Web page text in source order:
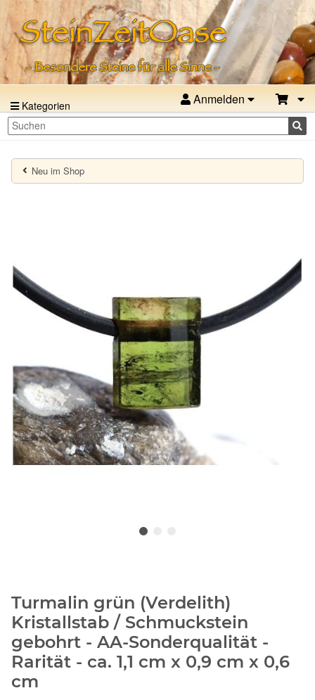
Kategorien Anmelden
Neu im Shop
Turmalin grün (Verdelith)
Kristallstab / Schmuckstein
gebohrt - AA-Sonderqualität -
Rarität - ca. 1,1 cm x 0,9 cm x 0,6
cm